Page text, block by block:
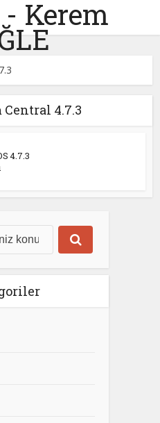
Kerem
4.7.3
4.7.3